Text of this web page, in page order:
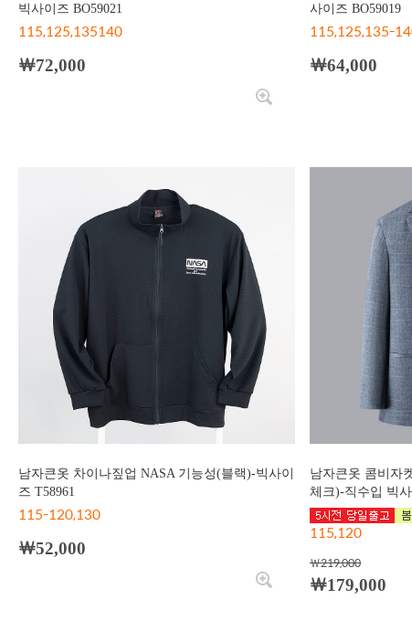
빅사이즈 BO59021
115,125,135140
￦72,000
사이즈 BO59019
115,125,135-
￦64,000
남자큰옷 차이나짚업 NASA 기능성(블랙)-빅사이
즈 T58961
115-120,130
￦52,000
남자큰옷 콤비자
체크)-직수입 빅
115,120
￦219,000
￦179,000